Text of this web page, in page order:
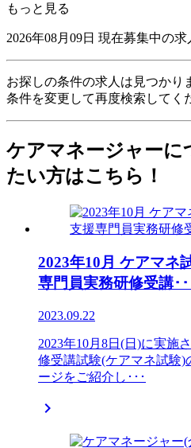
もっと見る
2026年08月09日 現在募集中の求
お探しの条件の求人は見つかり
条件を変更して再度検索してく
ケアマネージャーに
たい方はこちら！
2023年10月 ケアマネ
専門員実務研修受講･･
2023.09.22
2023年10月8日(日)に実施
修受講試験(ケアマネ試験
ージをご紹介し･･･
